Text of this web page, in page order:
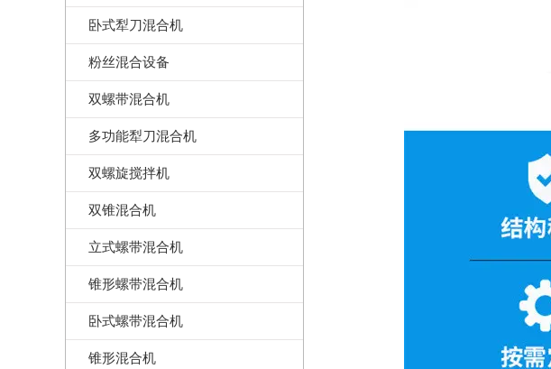
卧式犁刀混合机
粉丝混合设备
双螺带混合机
多功能犁刀混合机
双螺旋搅拌机
双锥混合机
立式螺带混合机
锥形螺带混合机
卧式螺带混合机
锥形混合机